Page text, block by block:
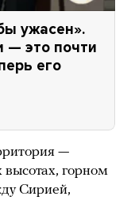
ужасен».
— это почти
его
—
высотах, горном
Сирией,